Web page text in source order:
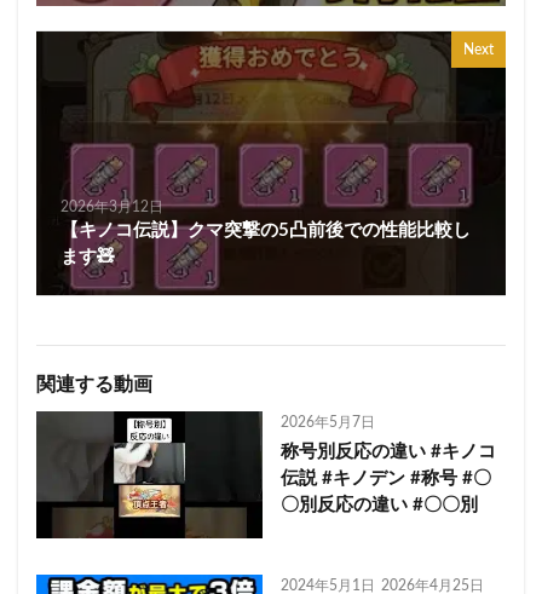
Next
2026年3月12日
【キノコ伝説】クマ突撃の5凸前後での性能比較し
ます🧸
関連する動画
2026年5月7日
称号別反応の違い #キノコ
伝説 #キノデン #称号 #〇
〇別反応の違い #〇〇別
2024年5月1日 2026年4月25日